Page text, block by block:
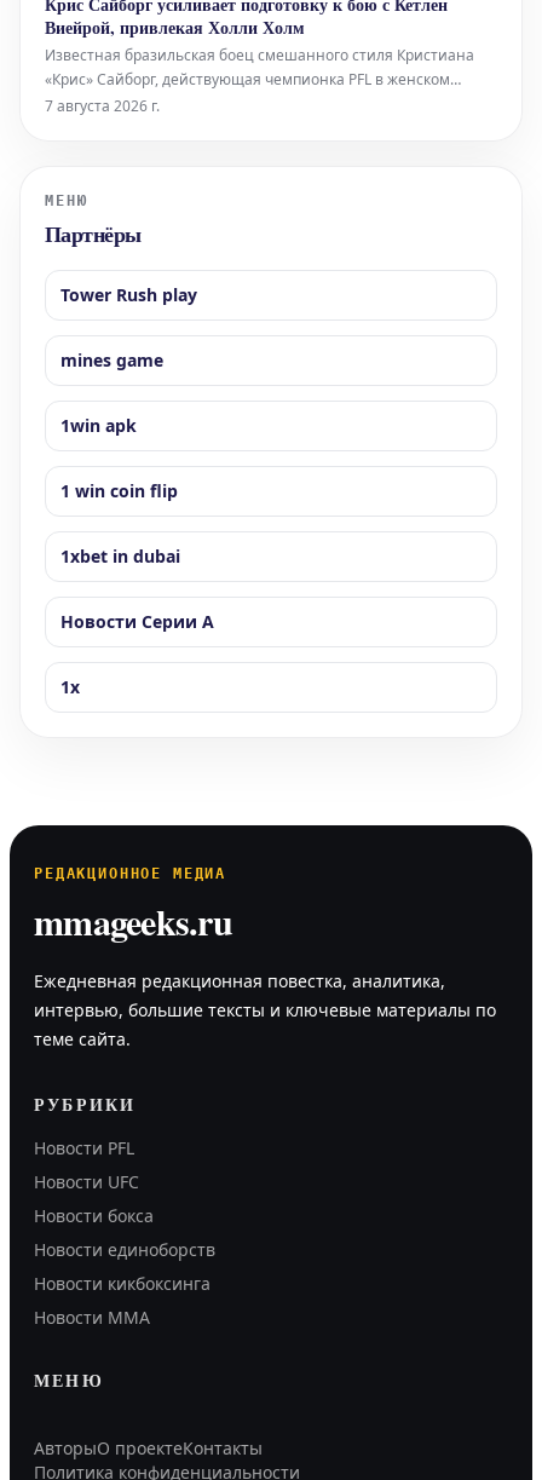
"неуважение" к бойцам. Он считает, что такое отношение
недопустимо для лидера индустрии
Виейрой, привлекая Холли Холм
Известная бразильская боец смешанного стиля Кристиана
«Крис» Сайборг, действующая чемпионка PFL в женском
полулегком весе, готовится к своему следующему поединку
7 августа 2026 г.
МЕНЮ
Партнёры
Tower Rush play
mines game
1win apk
1 win coin flip
1xbet in dubai
Новости Серии А
1x
РЕДАКЦИОННОЕ МЕДИА
mmageeks.ru
Ежедневная редакционная повестка, аналитика,
интервью, большие тексты и ключевые материалы по
теме сайта.
РУБРИКИ
Новости PFL
Новости UFC
Новости бокса
Новости единоборств
Новости кикбоксинга
Новости ММА
МЕНЮ
АвторыО проектеКонтакты
Политика конфиденциальности